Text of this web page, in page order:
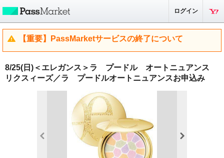
ログイン
【重要】PassMarketサービスの終了について
8/25(日)＜エレガンス＞ラ プードル オートニュアンス
リクスィーズ／ラ プードルオートニュアンスお申込み